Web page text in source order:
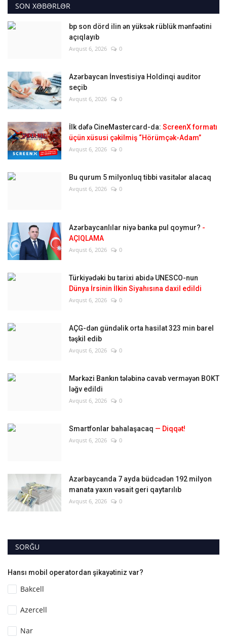
SON XƏBƏRLƏR
bp son dörd ilin ən yüksək rüblük mənfəətini
açıqlayıb
Avqust 6, 2026 0
Azərbaycan İnvestisiya Holdinqi auditor
seçib
Avqust 6, 2026 0
İlk dəfə CineMastercard-da: ScreenX formatı
üçün xüsusi çəkilmiş “Hörümçək-Adam”
Avqust 6, 2026 0
Bu qurum 5 milyonluq tibbi vasitələr alacaq
Avqust 6, 2026 0
Azərbaycanlılar niyə banka pul qoymur? -
AÇIQLAMA
Avqust 6, 2026 0
Türkiyədəki bu tarixi abidə UNESCO-nun
Dünya İrsinin İlkin Siyahısına daxil edildi
Avqust 6, 2026 0
AÇG-dən gündəlik orta hasilat 323 min barel
təşkil edib
Avqust 6, 2026 0
Mərkəzi Bankın tələbinə cavab verməyən BOKT
ləğv edildi
Avqust 6, 2026 0
Smartfonlar bahalaşacaq — Diqqət!
Avqust 6, 2026 0
Azərbaycanda 7 ayda büdcədən 192 milyon
manata yaxın vəsait geri qaytarılıb
Avqust 6, 2026 0
SORĞU
Hansı mobil operatordan şikayətiniz var?
Bakcell
Azercell
Nar